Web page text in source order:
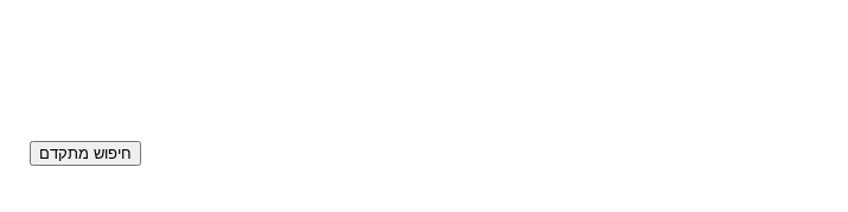
חיפוש מתקדם